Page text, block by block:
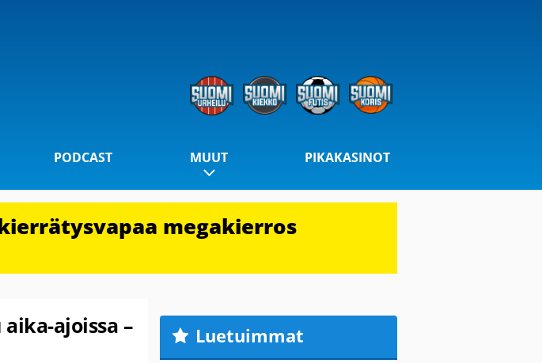
PODCAST MUUT PIKAKASINOT
megakierros
ajoissa –
Luetuimmat